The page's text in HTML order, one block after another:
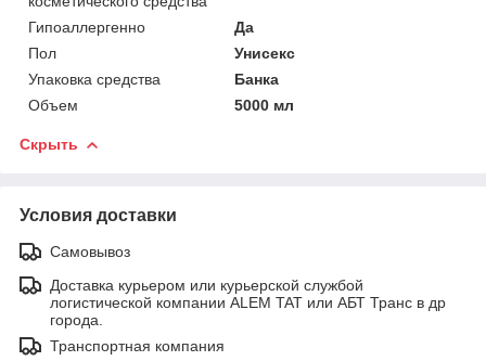
Гипоаллергенно
Да
Пол
Унисекс
Упаковка средства
Банка
Объем
5000 мл
Скрыть
Условия доставки
Самовывоз
Доставка курьером или курьерской службой
логистической компании ALEM TAT или АБТ Транс в др
города.
Транспортная компания